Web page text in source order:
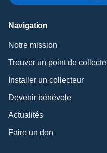
Navigation
Notre mission
Trouver un point de collecte
Installer un collecteur
Devenir bénévole
Actualités
Faire un don